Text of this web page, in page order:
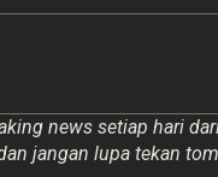
news setiap hari
jangan lupa tekan